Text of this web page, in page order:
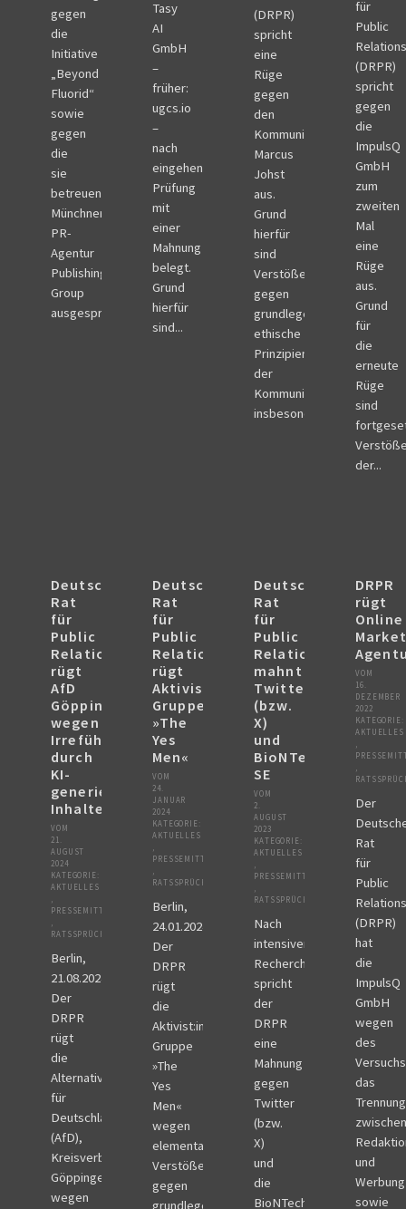
gegen
die
Initiative
„Beyond
Fluorid“
sowie
gegen
die
sie
betreuende
Münchner
PR-
Agentur
Publishing
Group
ausgesprochen....
Tasy
AI
GmbH
–
früher:
ugcs.io
–
nach
eingehender
Prüfung
mit
einer
Mahnung
belegt.
Grund
hierfür
sind...
(DRPR)
spricht
eine
Rüge
gegen
den
Kommunikationsberater
Marcus
Johst
aus.
Grund
hierfür
sind
Verstöße
gegen
grundlegende
ethische
Prinzipien
der
Kommunikation,
insbesondere...
für
Public
Relations
(DRPR)
spricht
gegen
die
ImpulsQ
GmbH
zum
zweiten
Mal
eine
Rüge
aus.
Grund
für
die
erneute
Rüge
sind
der...
Deutscher
Rat
für
Public
Relations
rügt
AfD
Göppingen
wegen
Irreführung
durch
KI-
generierte
Inhalte
VOM
21.
AUGUST
2024
KATEGORIE:
AKTUELLES
,
PRESSEMITTEILUNGEN
,
RATSSPRÜCHE
Berlin,
21.08.2024
Der
DRPR
rügt
die
Alternative
für
Deutschland
(AfD),
Kreisverband
Göppingen,
wegen
Deutscher
Rat
für
Public
Relations
rügt
Aktivist:innen-
Gruppe
»The
Yes
Men«
VOM
24.
JANUAR
2024
KATEGORIE:
AKTUELLES
,
PRESSEMITTEILUNGEN
,
RATSSPRÜCHE
Berlin,
24.01.2024
Der
DRPR
rügt
die
Aktivist:innen-
Gruppe
»The
Yes
Men«
wegen
elementarer
Verstöße
gegen
grundlegende
Deutscher
Rat
für
Public
Relations
mahnt
Twitter
(bzw.
X)
und
BioNTech
SE
VOM
2.
AUGUST
2023
KATEGORIE:
AKTUELLES
,
PRESSEMITTEILUNGEN
,
RATSSPRÜCHE
Nach
intensiver
Recherche
spricht
der
DRPR
eine
Mahnung
gegen
Twitter
(bzw.
X)
und
die
BioNTech
DRPR
rügt
Online
VOM
16.
DEZEMBER
2022
KATEGORIE:
AKTUELLES
,
,
Der
Rat
für
Public
Relations
(DRPR)
hat
die
ImpulsQ
GmbH
wegen
des
das
zwischen
und
Werbung
sowie